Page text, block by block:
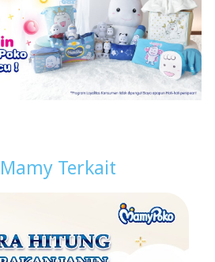
Terkait